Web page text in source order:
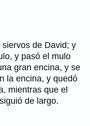
de David; y
y pasó el mulo
gran encina, y se
la encina, y quedó
mientras que el
de largo.